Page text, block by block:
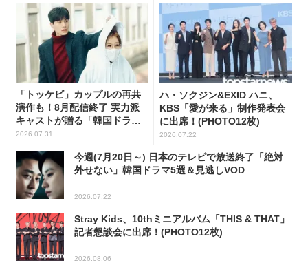
「トッケビ」カップルの再共
演作も！8月配信終了 実力派
キャストが贈る「韓国ドラ
マ」5選
2026.07.31
ハ・ソクジン&EXID ハニ、
KBS「愛が来る」制作発表会
に出席！(PHOTO12枚)
2026.07.22
今週(7月20日～) 日本のテレビで放送終了「絶対
外せない」韓国ドラマ5選＆見逃しVOD
2026.07.22
Stray Kids、10thミニアルバム「THIS & THAT」
記者懇談会に出席！(PHOTO12枚)
2026.08.06